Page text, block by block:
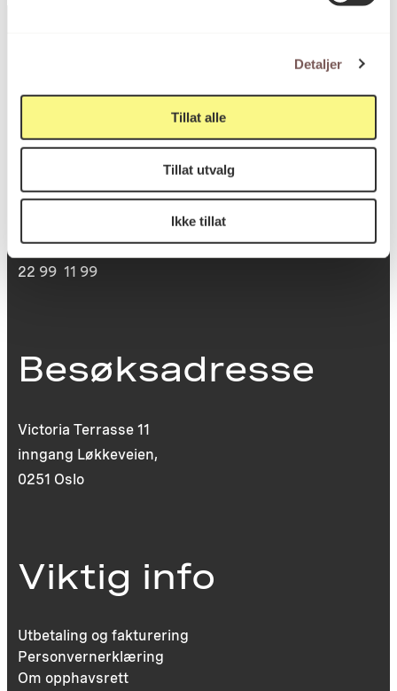
Detaljer
Tillat alle
Tillat utvalg
Ikke tillat
Postadresse
post@koro.no
22 99 11 99
Besøksadresse
Victoria Terrasse 11
inngang Løkkeveien,
0251 Oslo
Viktig info
Utbetaling og fakturering
Personvernerklæring
Om opphavsrett